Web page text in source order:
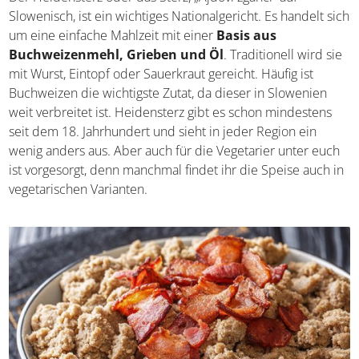
Der Heidensterz oder das Sterz, „Ajdovi žganci“ auf
Slowenisch, ist ein wichtiges Nationalgericht. Es handelt
sich um eine einfache Mahlzeit mit einerBasis aus
Buchweizenmehl, Grieben und Öl. Traditionell wird
sie mit Wurst, Eintopf oder Sauerkraut gereicht. Häufig ist
Buchweizen die wichtigste Zutat, da dieser in Slowenien
weit verbreitet ist. Heidensterz gibt es schon mindestens
seit dem 18. Jahrhundert und sieht in jeder Region ein
wenig anders aus. Aber auch für die Vegetarier unter
euch ist vorgesorgt, denn manchmal findet ihr die Speise